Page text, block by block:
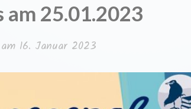
am 25.01.2023
16. Januar 2023